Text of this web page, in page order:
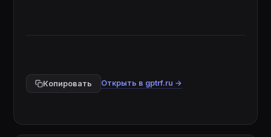
Копировать Открыть в gptrf.ru →